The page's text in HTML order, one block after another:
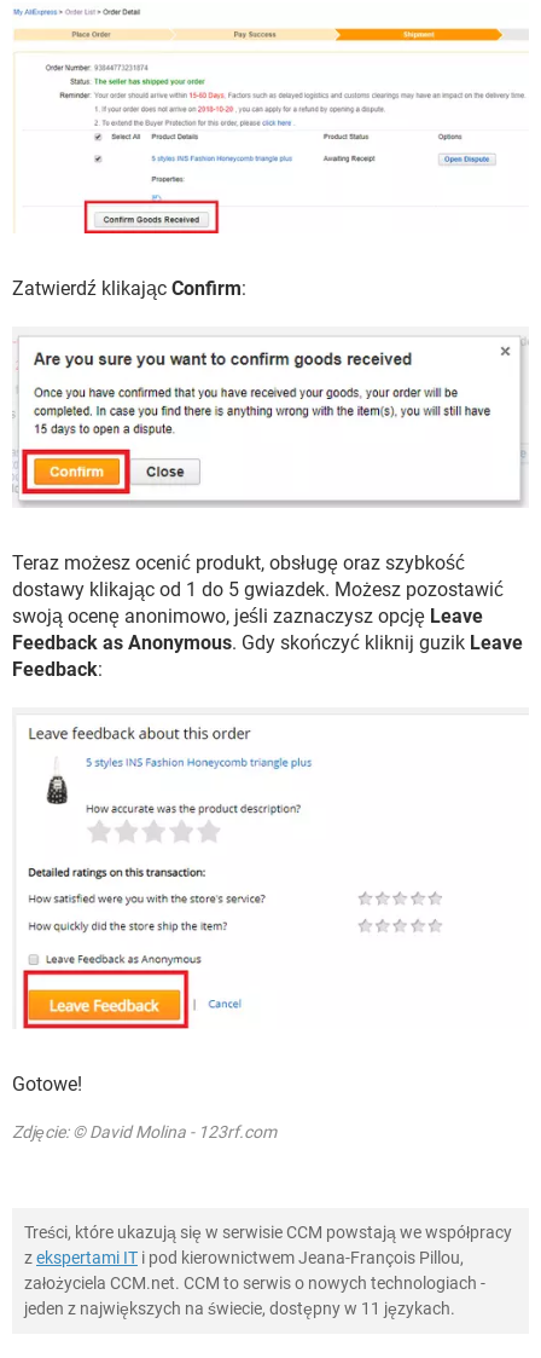
Zatwierdź klikając Confirm:
Teraz możesz ocenić produkt, obsługę oraz szybkość
dostawy klikając od 1 do 5 gwiazdek. Możesz pozostawić
swoją ocenę anonimowo, jeśli zaznaczysz opcję Leave
Feedback as Anonymous. Gdy skończyć kliknij guzik Leave
Feedback:
Gotowe!
Zdjęcie: © David Molina - 123rf.com
Treści, które ukazują się w serwisie CCM powstają we współpracy
zekspertami IT i pod kierownictwem Jeana-François Pillou,
założyciela CCM.net. CCM to serwis o nowych technologiach -
jeden z największych na świecie, dostępny w 11 językach.